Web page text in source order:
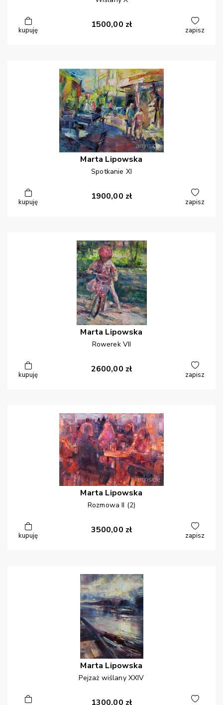
kupuję
1500,00 zł
zapisz
Marta Lipowska
Spotkanie XI
kupuję
1900,00 zł
zapisz
Marta Lipowska
Rowerek VII
kupuję
2600,00 zł
zapisz
Marta Lipowska
Rozmowa II (2)
kupuję
3500,00 zł
zapisz
Marta Lipowska
Pejzaż wiślany XXIV
1300,00 zł